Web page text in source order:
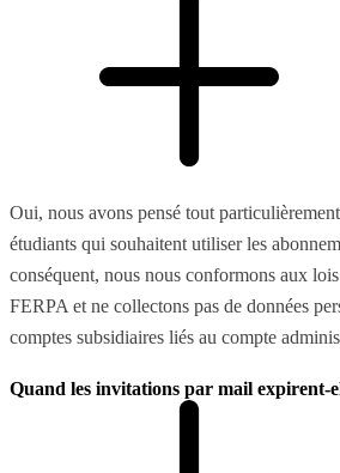
Oui, nous avons pensé tout
étudiants qui souhaitent utiliser les
conséquent, nous nous conformons aux
FERPA et ne collectons pas de données
comptes subsidiaires liés au compte
Quand les invitations par mail expirent-